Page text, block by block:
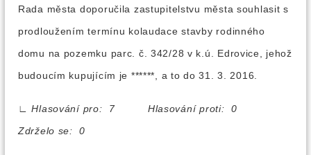
Rada města doporučila zastupitelstvu města souhlasit s
prodloužením termínu kolaudace stavby rodinného
domu na pozemku parc. č. 342/28 v k.ú. Edrovice, jehož
budoucím kupujícím je ******, a to do 31. 3. 2016.
∟
Hlasování pro: 7 Hlasování proti: 0
Zdrželo se: 0